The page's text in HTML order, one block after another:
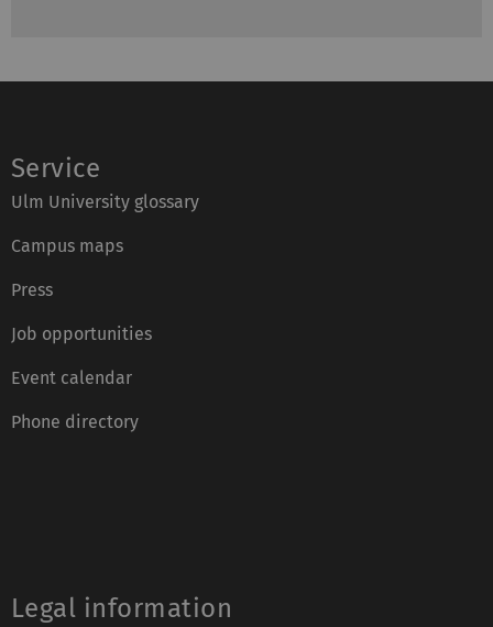
Service
Ulm University glossary
Campus maps
Press
Job opportunities
Event calendar
Phone directory
Legal information